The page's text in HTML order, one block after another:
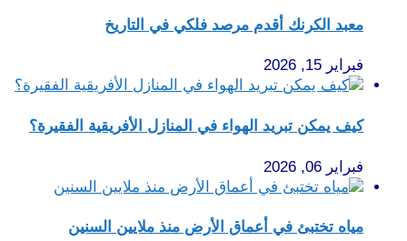
معبد الكرنك أقدم مرصد فلكي في التاريخ
فبراير 15, 2026
كيف يمكن تبريد الهواء في المنازل الأفريقية الفقيرة؟
فبراير 06, 2026
مياه تختبئ في أعماق الأرض منذ ملايين السنين